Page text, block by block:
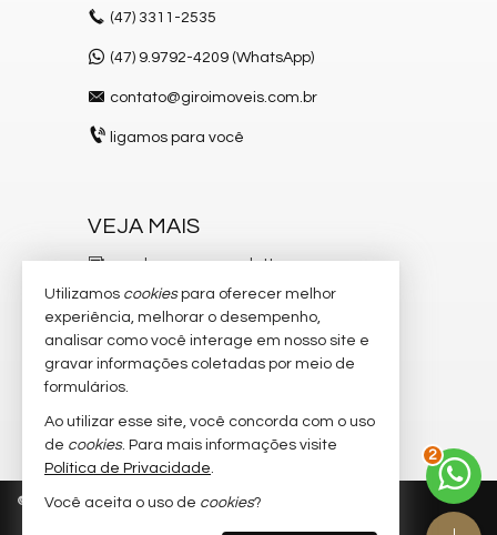
(47) 3311-2535
(47) 9.9792-4209 (WhatsApp)
contato@giroimoveis.com.br
ligamos para você
VEJA MAIS
receba nosso newsletter
indicadores financeiros
cadastre seu imóvel
imóveis favoritos
mapa de imóveis
© 2026 CRECI/SC 6.204-J Política de Privacidade
2
Utilizamos cookiespara oferecer melhor
experiência, melhorar o desempenho,
analisar como você interage em nosso site e
gravar informações coletadas por meio de
formulários.
Ao utilizar esse site, você concorda com o uso
de cookies. Para mais informações visite
Política de Privacidade.
Você aceita o uso de cookies?